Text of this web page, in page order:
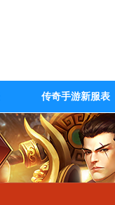
传奇手游新服表